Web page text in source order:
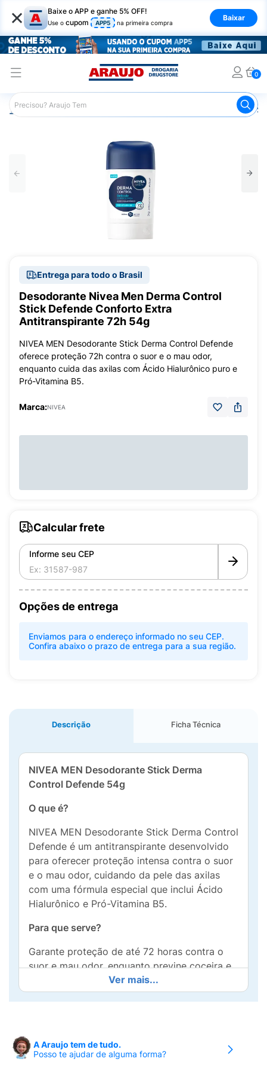
× Baixe o APP e ganhe 5% OFF!
Use o cupom APP5 na primeira compra
Baixar
0
Araujo Higiene Pessoal Desodorante
Entrega para todo o Brasil
Desodorante Nivea Men Derma Control
Stick Defende Conforto Extra
Antitranspirante 72h 54g
NIVEA MEN Desodorante Stick Derma Control Defende
oferece proteção 72h contra o suor e o mau odor,
enquanto cuida das axilas com Ácido Hialurônico puro e
Pró-Vitamina B5.
Marca:NIVEA
Calcular frete
Informe seu CEP
Opções de entrega
Enviamos para o endereço informado no seu CEP.
Confira abaixo o prazo de entrega para a sua região.
Descrição Ficha Técnica
NIVEA MEN Desodorante Stick Derma
Control Defende 54g
O que é?
NIVEA MEN Desodorante Stick Derma Control
Defende é um antitranspirante desenvolvido
para oferecer proteção intensa contra o suor
e o mau odor, cuidando da pele das axilas
com uma fórmula especial que inclui Ácido
Hialurônico e Pró-Vitamina B5.
Para que serve?
Garante proteção de até 72 horas contra o
suor e mau odor, enquanto previne coceira e
irritações causadas pela depilação e atrito da
roupa. Sua fórmula avançada proporciona
Benefícios e diferenciais:
Ver mais...
A Araujo tem de tudo.
Posso te ajudar de alguma forma?